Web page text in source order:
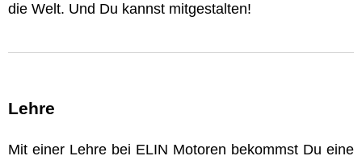
die Welt. Und Du kannst mitgestalten!
Lehre
Mit einer Lehre bei ELIN Motoren bekommst Du eine